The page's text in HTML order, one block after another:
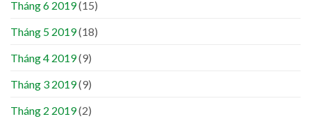
Tháng 6 2019(15)
Tháng 5 2019(18)
Tháng 4 2019(9)
Tháng 3 2019(9)
Tháng 2 2019(2)